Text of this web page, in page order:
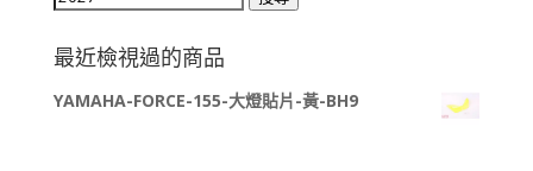
關
鍵
字:
最近檢視過的商品
YAMAHA-FORCE-155-大燈貼片-黃-BH9